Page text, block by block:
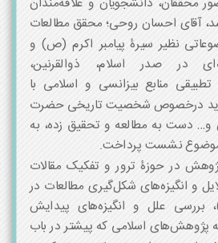
آقای احسان روحی؛ محقق مطالعات
نظیر سیرۀ پیامبر اکرم (ص) و
در صدر اسلام، ذوالقرنین،
منابع بیزانسی و اسلامی با
درخصوص شخصیت تاریخی حضرت
دست به مطالعه و تحقیق زده‌، به
موضوع نشست پرداخت.
در حوزۀ ترور و تفکیک مقالات
و انگیزه‌های شکل‌گیری مطالعات در
بررسی علل و انگیزه‌های پیدایش
پژوهش‌های اسلامی که پیشتر در باب